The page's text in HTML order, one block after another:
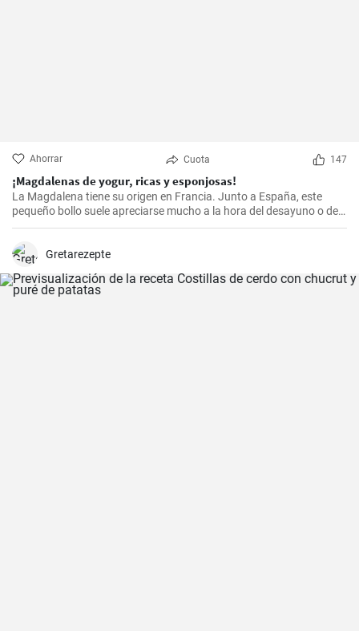
Ahorrar Cuota 147
¡Magdalenas de yogur, ricas y esponjosas!
La Magdalena tiene su origen en Francia. Junto a España, este
pequeño bollo suele apreciarse mucho a la hora del desayuno o de
la merienda. ¡Con la receta que os propongo hoy, vuestras
Gretarezepte